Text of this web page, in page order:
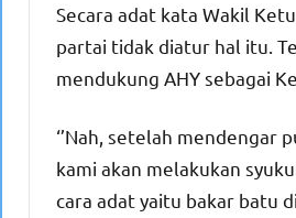
Secara adat kata Wakil
partai tidak diatur hal itu.
mendukung AHY sebagai
‘’Nah, setelah mendengar
kami akan melakukan
cara adat yaitu bakar batu